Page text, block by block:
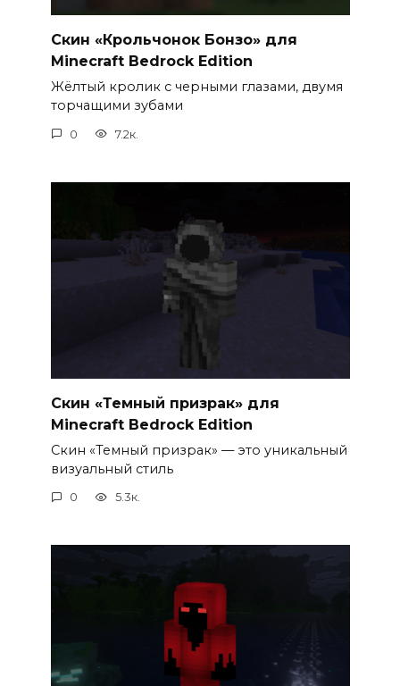
Скин «Крольчонок Бонзо» для
Minecraft Bedrock Edition
Жёлтый кролик с черными глазами, двумя
торчащими зубами
0 7.2к.
Скин «Темный призрак» для
Minecraft Bedrock Edition
Скин «Темный призрак» — это уникальный
визуальный стиль
0 5.3к.